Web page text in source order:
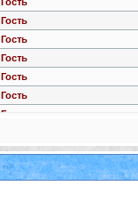
Гость
Гость
Гость
Гость
Гость
Гость
Гость
Гость